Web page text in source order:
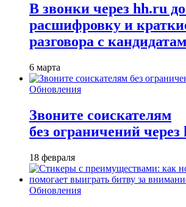
В звонки через hh.ru
расшифровку и
разговора с
6 марта
Обновления
Звоните соискателям
без ограничений через
18 февраля
Обновления